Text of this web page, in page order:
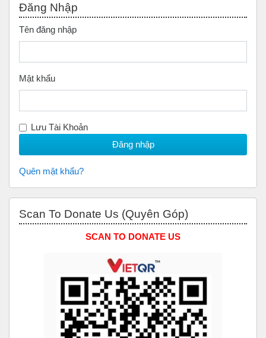
Đăng Nhập
Tên đăng nhập
Mật khẩu
Lưu Tài Khoản
Quên mật khẩu?
Scan To Donate Us (Quyên Góp)
SCAN TO DONATE US